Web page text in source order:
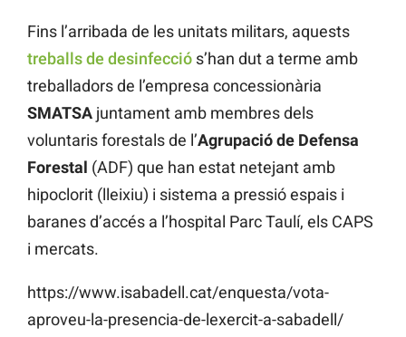
Fins l’arribada de les unitats militars, aquests
treballs de desinfecció s’han dut a terme amb
treballadors de l’empresa concessionària
SMATSA juntament amb membres dels
voluntaris forestals de l’Agrupació de Defensa
Forestal (ADF) que han estat netejant amb
hipoclorit (lleixiu) i sistema a pressió espais i
baranes d’accés a l’hospital Parc Taulí, els CAPS
i mercats.
https://www.isabadell.cat/enquesta/vota-
aproveu-la-presencia-de-lexercit-a-sabadell/